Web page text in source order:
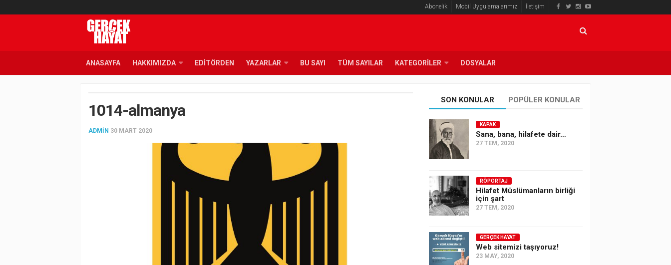
Abonelik Mobil Uygulamalarımız İletişim
ANASAYFA HAKKIMIZDA EDITÖRDEN YAZARLAR BU SAYI TÜM SAYILAR KATEGORILER DOSYALAR
1014-almanya
ADMIN 30 MART 2020
SON KONULAR POPÜLER KONULAR
KAPAK
Sana, bana, hilafete dair…
27 TEM, 2020
RÖPORTAJ
Hilafet Müslümanların birliği
için şart
27 TEM, 2020
GERÇEK HAYAT
Web sitemizi taşıyoruz!
23 MAY, 2020